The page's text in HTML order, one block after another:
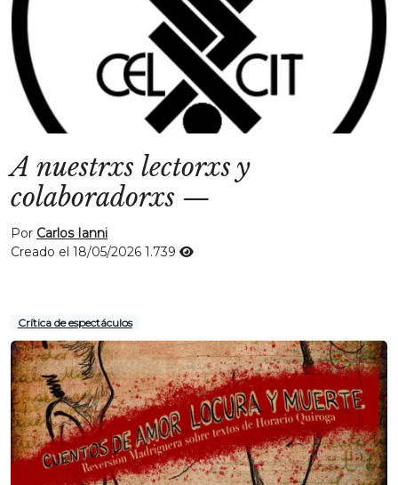
A nuestrxs lectorxs y
colaboradorxs —
Por Carlos Ianni
Creado el 18/05/2026 1.739
Crítica de espectáculos